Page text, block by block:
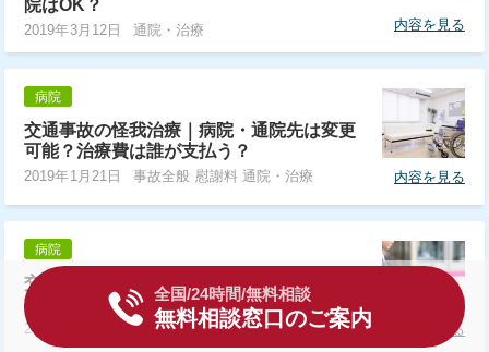
院はOK？
2019年3月12日 通院・治療 内容を見る
病院
交通事故の怪我治療｜病院・通院先は変更
可能？治療費は誰が支払う？
2019年1月21日 事故全般 慰謝料 通院・治療 内容を見る
病院
交通事故の病院選び｜病院選びが加害者側
への賠償請求に影響する？
2018年10月25日 保険 慰謝料 通院・治療 内容を見る
全国/24時間/無料相談
無料相談窓口のご案内